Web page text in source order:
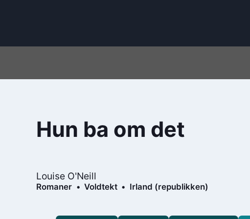
Hun ba om det
Louise O'Neill
Romaner Voldtekt Irland (republikken)